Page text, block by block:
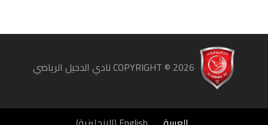
2026 نادي الدحيل الرياضي